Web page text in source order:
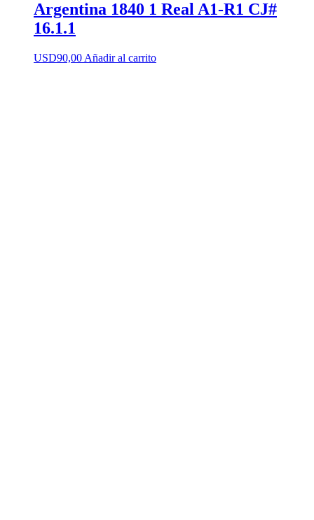
Argentina 1840 1 Real A1-R1 CJ#
16.1.1
USD90,00 Añadir al carrito